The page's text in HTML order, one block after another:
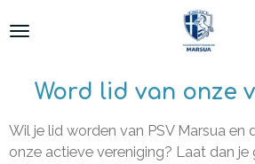
direct
hoofdinhoud
Word lid van onze
Wil je lid worden van PSV Marsua en
onze actieve vereniging? Laat dan